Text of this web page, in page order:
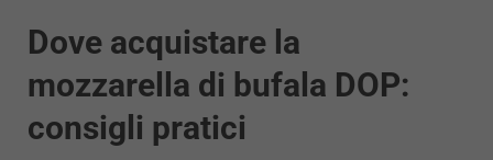
Dove acquistare la
mozzarella di bufala DOP:
consigli pratici